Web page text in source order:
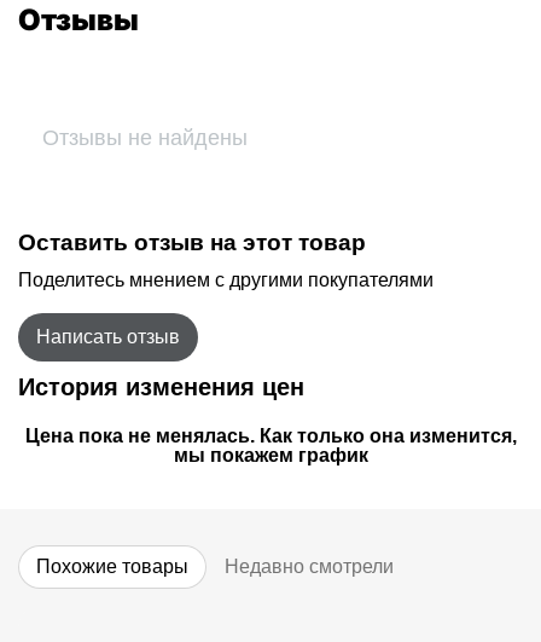
Отзывы
Отзывы не найдены
Оставить отзыв на этот товар
Поделитесь мнением с другими покупателями
Написать отзыв
История изменения цен
Цена пока не менялась. Как только она изменится,
мы покажем график
Похожие товары Недавно смотрели